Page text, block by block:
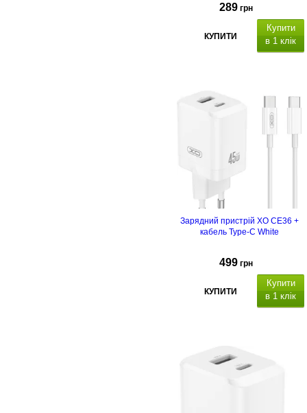
289 грн
КУПИТИ
Купити
в 1 клік
час роботи в режимі
Зарядний пристрій XO CE36 +
кабель Type-C White
499 грн
КУПИТИ
Купити
в 1 клік